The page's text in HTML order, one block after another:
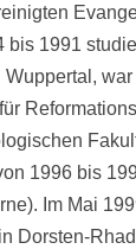
bis 1991
1996 bis
Im Mai
Dorsten-